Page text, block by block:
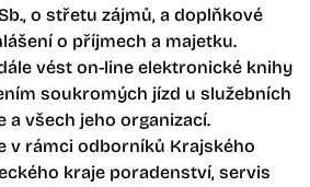
o střetu zájmů, a doplňkové
o příjmech a majetku.
vést on-line elektronické knihy
soukromých jízd u služebních
a všech jeho organizací.
v rámci odborníků Krajského
kraje poradenství, servis